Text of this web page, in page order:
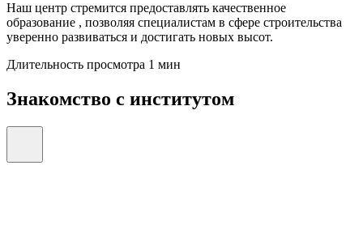
Наш центр стремится предоставлять качественное
образование , позволяя специалистам в сфере строительства
уверенно развиваться и достигать новых высот.
Длительность просмотра 1 мин
Знакомство с институтом